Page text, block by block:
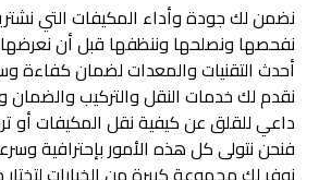
نضمن لك جودة وأداء المكيفات التي
نفحصها ونصلحها وننظفها قبل أن نعرضها
أحدث التقنيات والمعدات لضمان كفاءة
نقدم لك خدمات النقل والتركيب والضمان
داعي للقلق عن كيفية نقل المكيفات أو
فنحن نتولى كل هذه الأمور بإحترافية